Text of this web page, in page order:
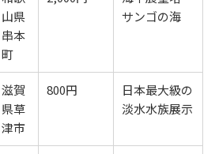
山県
串本
町
サンゴの海
滋賀
県草
津市
800円
日本最大級の
淡水水族展示